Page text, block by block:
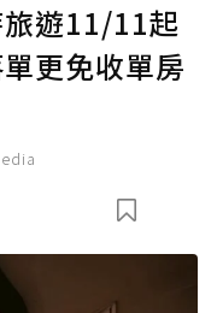
遊11/11起
更免收單房